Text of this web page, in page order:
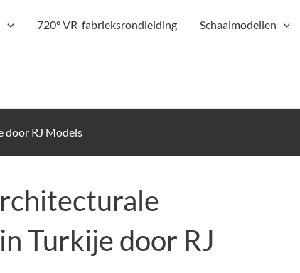
720° VR-fabrieksrondleiding Schaalmodellen
door RJ Models
Turkije door RJ